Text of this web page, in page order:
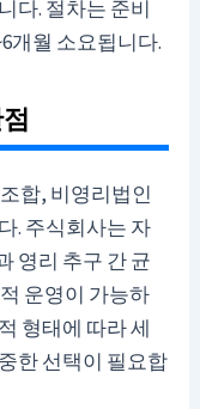
다. 절차는 준비
개월 소요됩니다.
합, 비영리법인
. 주식회사는 자
영리 추구 간 균
운영이 가능하
형태에 따라 세
한 선택이 필요합